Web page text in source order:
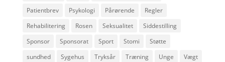
Patientbrev
Psykologi Pårørende
Regler
Rehabilitering
Rosen Seksualitet
Siddestilling
Sponsor
Sponsorat Sport Stomi
Støtte
sundhed
Sygehus Tryksår Træning Unge Vægt